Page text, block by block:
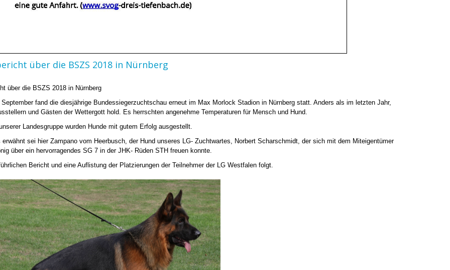
über die BSZS 2018 in Nürnberg
über die BSZS 2018 in Nürnberg
fand die diesjährige Bundessiegerzuchtschau erneut im Max Morlock Stadion in Nürnberg statt. Anders als im letzten Jahr,
und Gästen der Wettergott hold. Es herrschten angenehme Temperaturen für Mensch und Hund.
Landesgruppe wurden Hunde mit gutem Erfolg ausgestellt.
erwähnt sei hier Zampano vom Heerbusch, der Hund unseres LG- Zuchtwartes, Norbert Scharschmidt, der sich mit dem Miteigentümer
über ein hervorragendes SG 7 in der JHK- Rüden STH freuen konnte.
Bericht und eine Auflistung der Platzierungen der Teilnehmer der LG Westfalen folgt.